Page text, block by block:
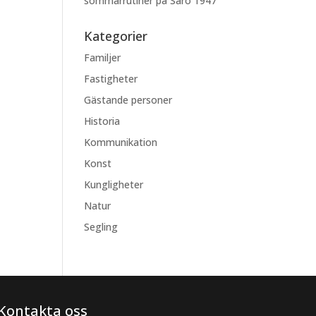
Kategorier
Familjer
Fastigheter
Gästande personer
Historia
Kommunikation
Konst
Kungligheter
Natur
Segling
oss